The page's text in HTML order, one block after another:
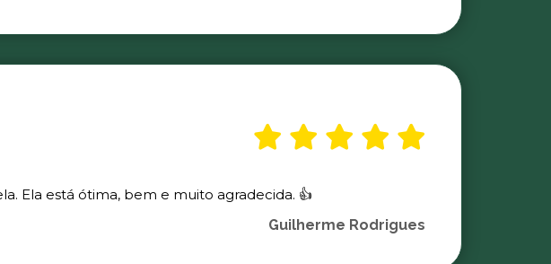
Ela está ótima, bem e muito agradecida. 👍
Guilherme Rodrigues